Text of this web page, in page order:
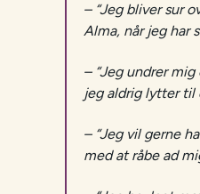
– “Jeg bliver sur
Alma, når jeg har
– “Jeg undrer
jeg aldrig lytter til
– “Jeg vil gerne
med at råbe ad